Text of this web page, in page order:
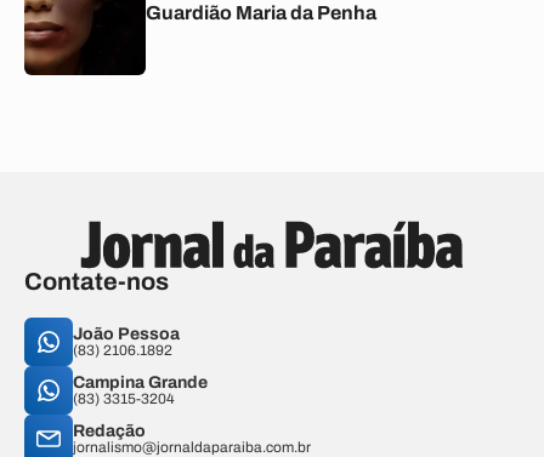
Guardião Maria da Penha
Contate-nos
João Pessoa
(83) 2106.1892
Campina Grande
(83) 3315-3204
Redação
jornalismo@jornaldaparaiba.com.br